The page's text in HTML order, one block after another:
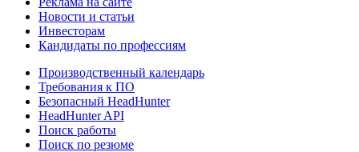
Новости и статьи
Инвесторам
Кандидаты по профессиям
Производственный календарь
Требования к ПО
Безопасный HeadHunter
HeadHunter API
Поиск работы
Поиск по резюме